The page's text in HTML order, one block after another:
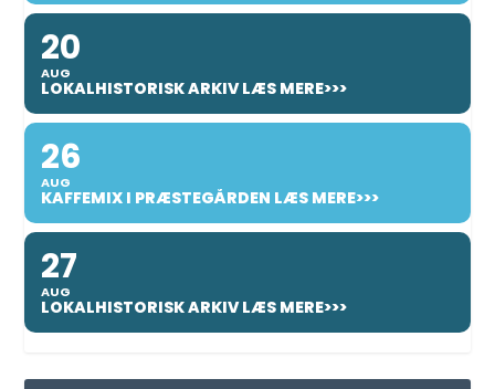
20
AUG
LOKALHISTORISK ARKIV LÆS MERE>>>
26
AUG
KAFFEMIX I PRÆSTEGÅRDEN LÆS MERE>>>
27
AUG
LOKALHISTORISK ARKIV LÆS MERE>>>